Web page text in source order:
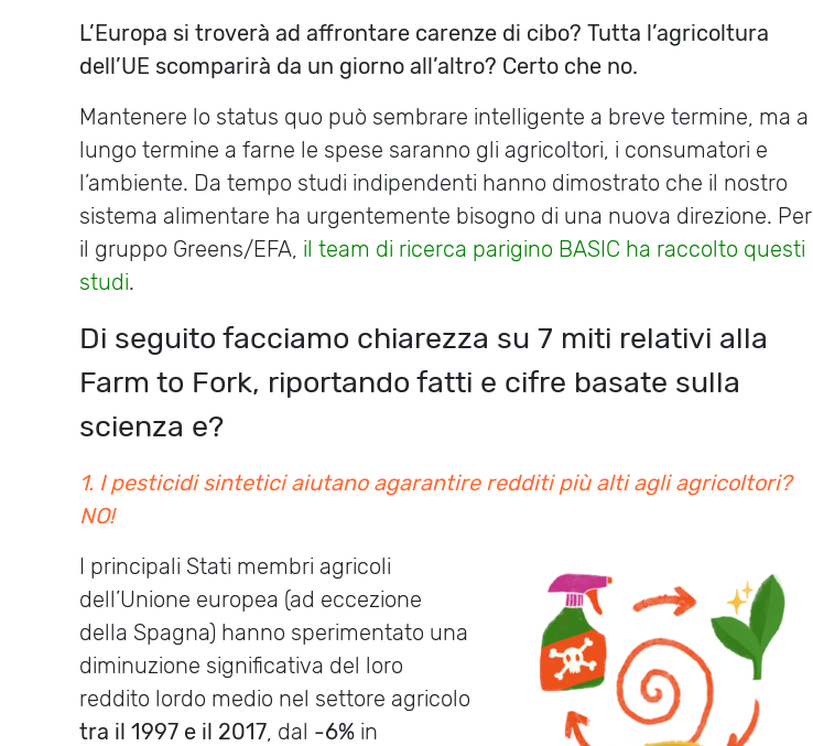
L’Europa si troverà ad affrontare carenze di cibo? Tutta l’agricoltura
dell’UE scomparirà da un giorno all’altro? Certo che no.
Mantenere lo status quo può sembrare intelligente a breve termine, ma a
lungo termine a farne le spese saranno gli agricoltori, i consumatori e
l’ambiente. Da tempo studi indipendenti hanno dimostrato che il nostro
sistema alimentare ha urgentemente bisogno di una nuova direzione. Per
il gruppo Greens/EFA, il team di ricerca parigino BASIC ha raccolto questi
studi.
Di seguito facciamo chiarezza su 7 miti relativi alla
Farm to Fork, riportando fatti e cifre basate sulla
scienza e?
1. I pesticidi sintetici aiutano agarantire redditi più alti agli agricoltori?
NO!
I principali Stati membri agricoli
dell’Unione europea (ad eccezione
della Spagna) hanno sperimentato una
diminuzione significativa del loro
reddito lordo medio nel settore agricolo
tra il 1997 e il 2017, dal -6% in